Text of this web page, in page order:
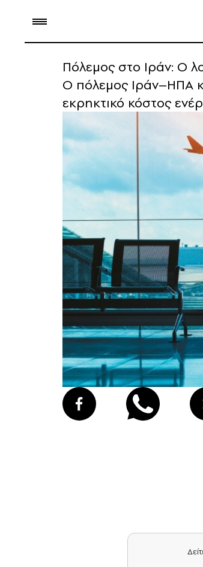
Πόλεμος στο Ιράν: Ο
Ο πόλεμος Ιράν–ΗΠΑ
εκρηκτικό κόστος